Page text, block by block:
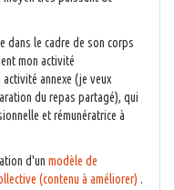
dans le cadre de son corps
mon activité
annexe (je veux
du repas partagé), qui
et rémunératrice à
d'un modèle de
(contenu à améliorer) .